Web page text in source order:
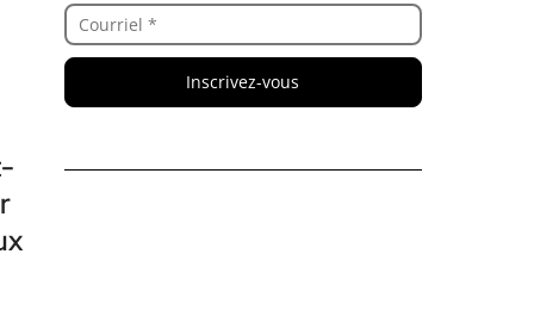
Inscrivez-vous